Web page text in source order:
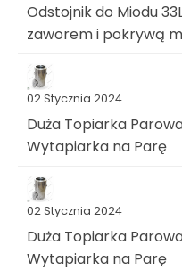
Odstojnik do Miodu
zaworem i pokrywą
02 Stycznia 2024
Duża Topiarka
Wytapiarka na Parę
02 Stycznia 2024
Duża Topiarka
Wytapiarka na Parę